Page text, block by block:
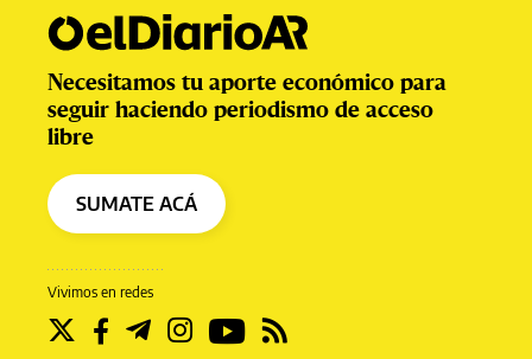
Vivimos en redes
Necesitamos tu aporte económico para
seguir haciendo periodismo de acceso
libre
SUMATE ACÁ